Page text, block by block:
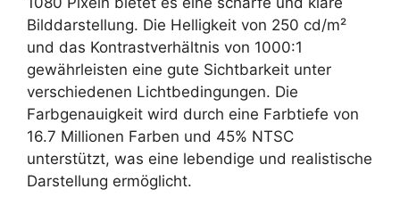
Bilddarstellung. Die Helligkeit von 250 cd/m²
und das Kontrastverhältnis von 1000:1
gewährleisten eine gute Sichtbarkeit unter
verschiedenen Lichtbedingungen. Die
Farbgenauigkeit wird durch eine Farbtiefe von
16.7 Millionen Farben und 45% NTSC
unterstützt, was eine lebendige und realistische
Darstellung ermöglicht.